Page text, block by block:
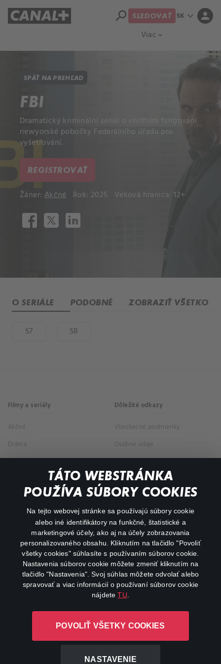
TÁTO WEBSTRÁNKA
POUŽÍVA SÚBORY COOKIES
Na tejto webovej stránke sa používajú súbory cookie
alebo iné identifikátory na funkčné, štatistické a
marketingové účely, ako aj na účely zobrazovania
personalizovaného obsahu. Kliknutím na tlačidlo "Povoliť
všetky cookies" súhlasíte s používaním súborov cookie.
Nastavenia súborov cookie môžete zmeniť kliknutím na
tlačidlo "Nastavenia". Svoj súhlas môžete odvolať alebo
spravovať a viac informácií o používaní súborov cookie
nájdeteTU
POVOLIŤ VŠETKY COOKIES
NASTAVENIE
Viac expand_more
search SLEDOVAŤ SK expand_more person
SPÄŤ NA PREHĽAD
FBI
Dramatický kriminální seriál o vnitřním fungování
newyorské pobočky Federálního úřadu pro
vyšetřování.
REGISTROVAŤ
Žáner: Akčné Rok: 2025 Veková hranica: 12+
O SERIÁLE PODOBNÉ ZOBRAZIŤ VŠETKO
S7 S8
Filmy a seriály
Akčné
Dráma
Dôležité odkazy
Všeobecné podmienky
Osobné údaje
O aplikácii Canal+
Canal+ Luxembourg S. à r.l. so sídlom Rue Albert Borschette 4,